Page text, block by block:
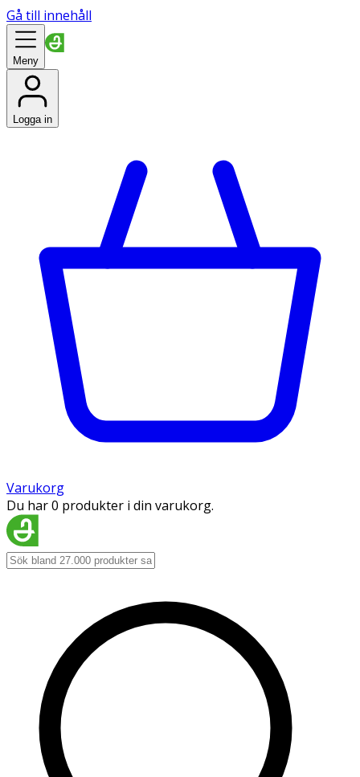
Gå till innehåll
Meny
Logga in
Varukorg
Du har 0 produkter i din varukorg.